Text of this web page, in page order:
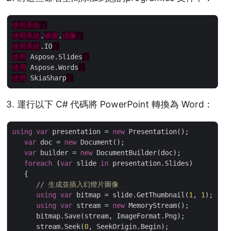
使用系統；
使用系統 .繪圖 . 成像；
使用系統 .IO ；
使用
Aspose.Slides ；
使用
Aspose.Words ；
使用
SkiaSharp ；
運行以下 C# 代碼將 PowerPoint 轉換為 Word：
using var presentation = new Presentation();
var doc = new Document();
var builder = new DocumentBuilder(doc);
foreach (var slide in presentation.Slides)
   {
// 生成並插入幻燈片圖像
using
var bitmap = slide.GetThumbnail(1 , 1 );
using
var stream = new MemoryStream();
      bitmap.Save(stream, ImageFormat.Png);
      stream.Seek(
0, SeekOrigin.Begin);